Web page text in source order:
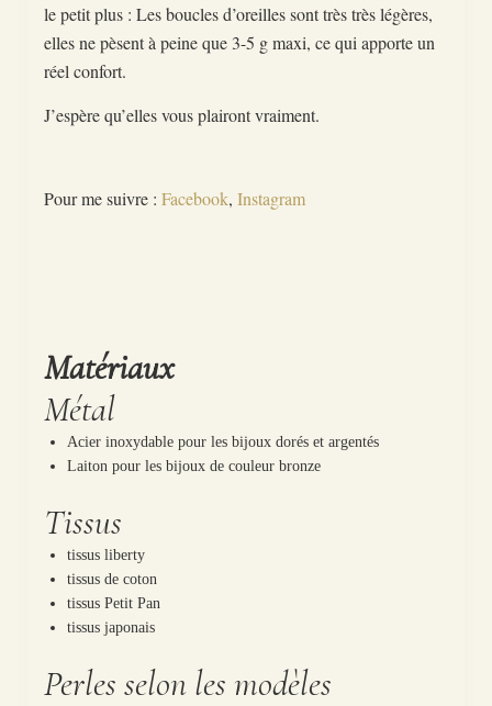
le petit plus : Les boucles d’oreilles sont très très légères,
elles ne pèsent à peine que 3-5 g maxi, ce qui apporte un
réel confort.
J’espère qu’elles vous plairont vraiment.
Pour me suivre : Facebook, Instagram
Matériaux
Métal
Acier inoxydable pour les bijoux dorés et argentés
Laiton pour les bijoux de couleur bronze
Tissus
tissus liberty
tissus de coton
tissus Petit Pan
tissus japonais
Perles selon les modèles